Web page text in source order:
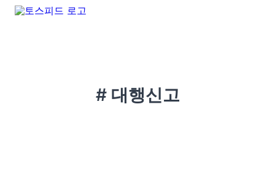
# 대행신고